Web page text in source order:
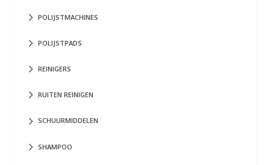
POLIJSTMACHINES
POLIJSTPADS
REINIGERS
RUITEN REINIGEN
SCHUURMIDDELEN
SHAMPOO